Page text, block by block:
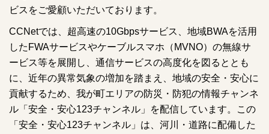
ビスをご愛顧いただいております。
CCNetでは、超高速の10Gbpsサービス、地域BWAを活用
したFWAサービスやケーブルスマホ（MVNO）の無線サ
ービス等を展開し、通信サービスの高度化を図るととも
に、近年の異常気象の増加を踏まえ、地域の安全・安心に
貢献するため、我が町エリアの防災・防犯の情報チャンネ
ル「安全・安心123チャンネル」を配信しています。この
「安全・安心123チャンネル」は、河川・道路に配備した